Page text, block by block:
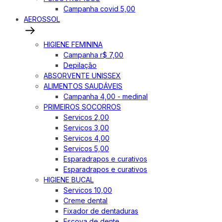
Campanha covid 5,00
AEROSSOL
HIGIENE FEMININA
Campanha r$ 7,00
Depilação
ABSORVENTE UNISSEX
ALIMENTOS SAUDÁVEIS
Campanha 4,00 - medinal
PRIMEIROS SOCORROS
Servicos 2,00
Servicos 3,00
Servicos 4,00
Servicos 5,00
Esparadrapos e curativos
Esparadrapos e curativos
HIGIENE BUCAL
Servicos 10,00
Creme dental
Fixador de dentaduras